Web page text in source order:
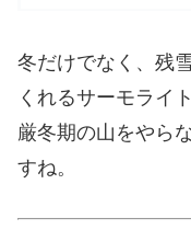
冬だけでなく、残
くれるサーモライ
厳冬期の山をやら
すね。